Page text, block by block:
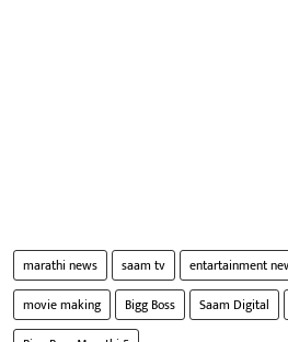
marathi news saam tv entartainment
movie making
Bigg Boss Saam Digital